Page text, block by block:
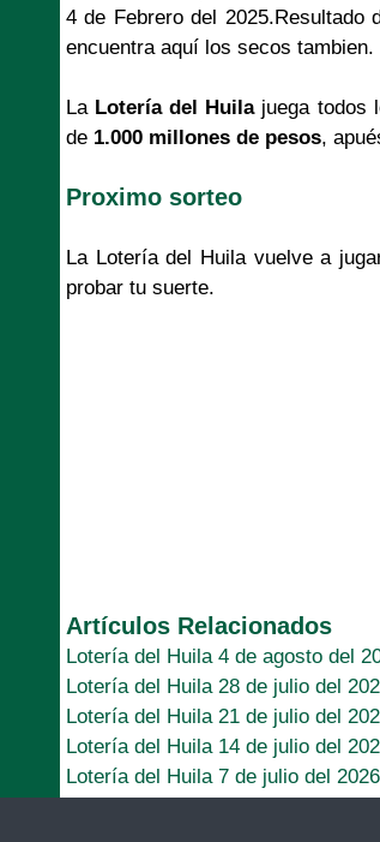
4 de Febrero del 2025.Resultado
encuentra aquí los secos tambien.
La Lotería del Huilajuega todos
de 1.000 millones de pesos,
Proximo sorteo
La Lotería del Huila vuelve a
probar tu suerte.
Artículos Relacionados
Lotería del Huila 4 de agosto del
Lotería del Huila 28 de julio del
Lotería del Huila 21 de julio del
Lotería del Huila 14 de julio del
Lotería del Huila 7 de julio del 2026